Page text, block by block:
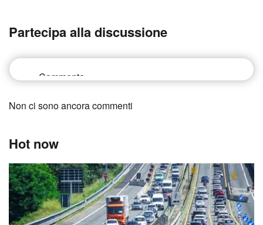
Partecipa alla discussione
Non ci sono ancora commenti
Hot now